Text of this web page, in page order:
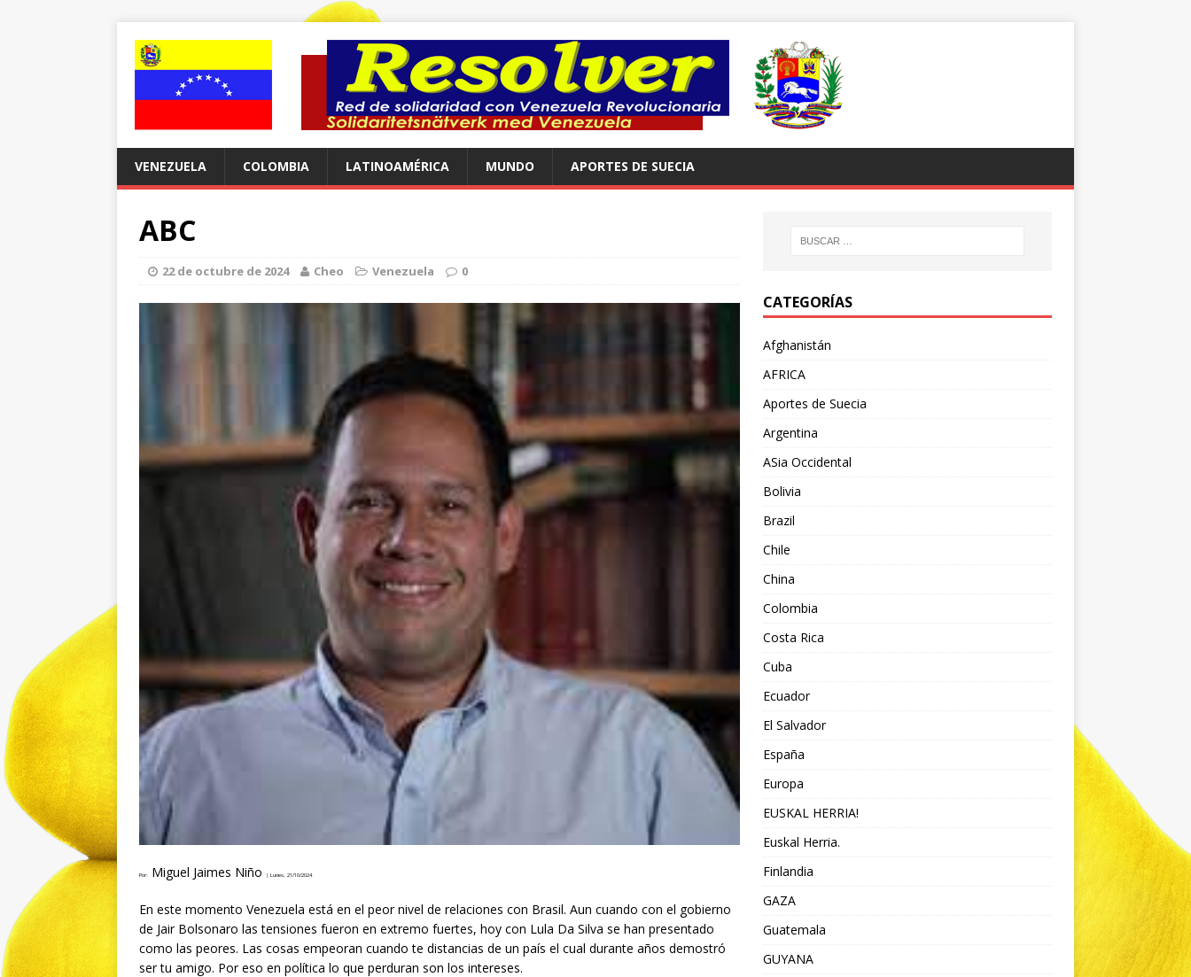
VENEZUELA COLOMBIA LATINOAMÉRICA MUNDO APORTES DE SUECIA
ABC
22 de octubre de 2024 Cheo Venezuela 0
Por: Miguel Jaimes Niño | Lunes, 21/10/2024
En este momento Venezuela está en el peor nivel de relaciones con Brasil. Aun cuando con el gobierno
de Jair Bolsonaro las tensiones fueron en extremo fuertes, hoy con Lula Da Silva se han presentado
como las peores. Las cosas empeoran cuando te distancias de un país el cual durante años demostró
ser tu amigo. Por eso en política lo que perduran son los intereses.
CATEGORÍAS
Afghanistán
AFRICA
Aportes de Suecia
Argentina
ASia Occidental
Bolivia
Brazil
Chile
China
Colombia
Costa Rica
Cuba
Ecuador
El Salvador
España
Europa
EUSKAL HERRIA!
Euskal Herria.
Finlandia
GAZA
Guatemala
GUYANA